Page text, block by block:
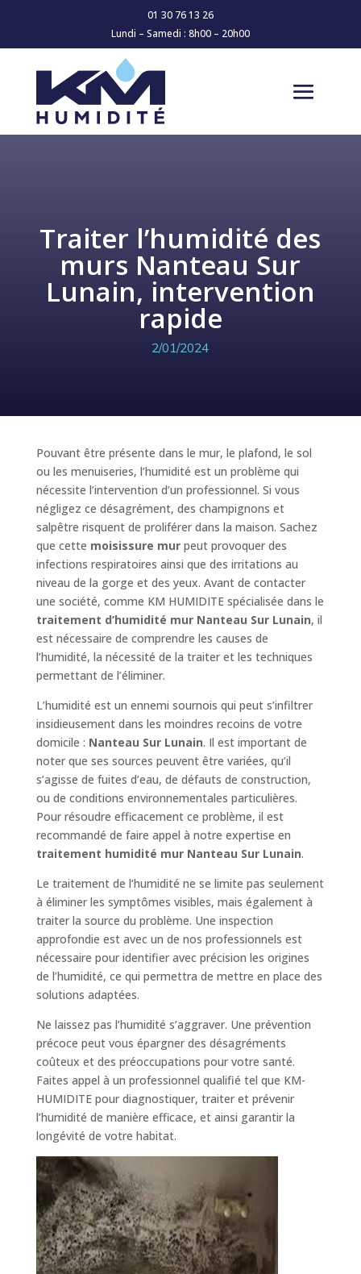
01 30 76 13 26
Lundi – Samedi : 8h00 – 20h00
Traiter l’humidité des
murs Nanteau Sur
Lunain, intervention
rapide
2/01/2024
Pouvant être présente dans le mur, le plafond, le sol
ou les menuiseries, l’humidité est un problème qui
nécessite l’intervention d’un professionnel. Si vous
négligez ce désagrément, des champignons et
salpêtre risquent de proliférer dans la maison. Sachez
que cette moisissure murpeut provoquer des
infections respiratoires ainsi que des irritations au
niveau de la gorge et des yeux. Avant de contacter
une société, comme KM HUMIDITE spécialisée dans le
traitement d’humidité mur Nanteau Sur Lunain, il
est nécessaire de comprendre les causes de
l’humidité, la nécessité de la traiter et les techniques
permettant de l’éliminer.
L’humidité est un ennemi sournois qui peut s’infiltrer
insidieusement dans les moindres recoins de votre
domicile : Nanteau Sur Lunain. Il est important de
noter que ses sources peuvent être variées, qu’il
s’agisse de fuites d’eau, de défauts de construction,
ou de conditions environnementales particulières.
Pour résoudre efficacement ce problème, il est
recommandé de faire appel à notre expertise en
traitement humidité mur Nanteau Sur Lunain.
Le traitement de l’humidité ne se limite pas seulement
à éliminer les symptômes visibles, mais également à
traiter la source du problème. Une inspection
approfondie est avec un de nos professionnels est
nécessaire pour identifier avec précision les origines
de l’humidité, ce qui permettra de mettre en place des
solutions adaptées.
Ne laissez pas l’humidité s’aggraver. Une prévention
précoce peut vous épargner des désagréments
coûteux et des préoccupations pour votre santé.
Faites appel à un professionnel qualifié tel que KM-
HUMIDITE pour diagnostiquer, traiter et prévenir
l’humidité de manière efficace, et ainsi garantir la
longévité de votre habitat.